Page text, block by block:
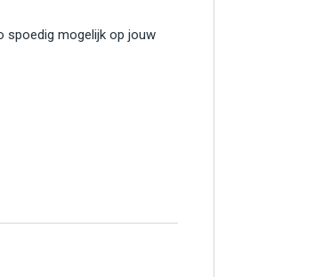
spoedig mogelijk op jouw